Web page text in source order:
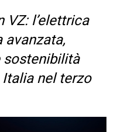
VZ: l’elettrica
avanzata,
sostenibilità
nel terzo